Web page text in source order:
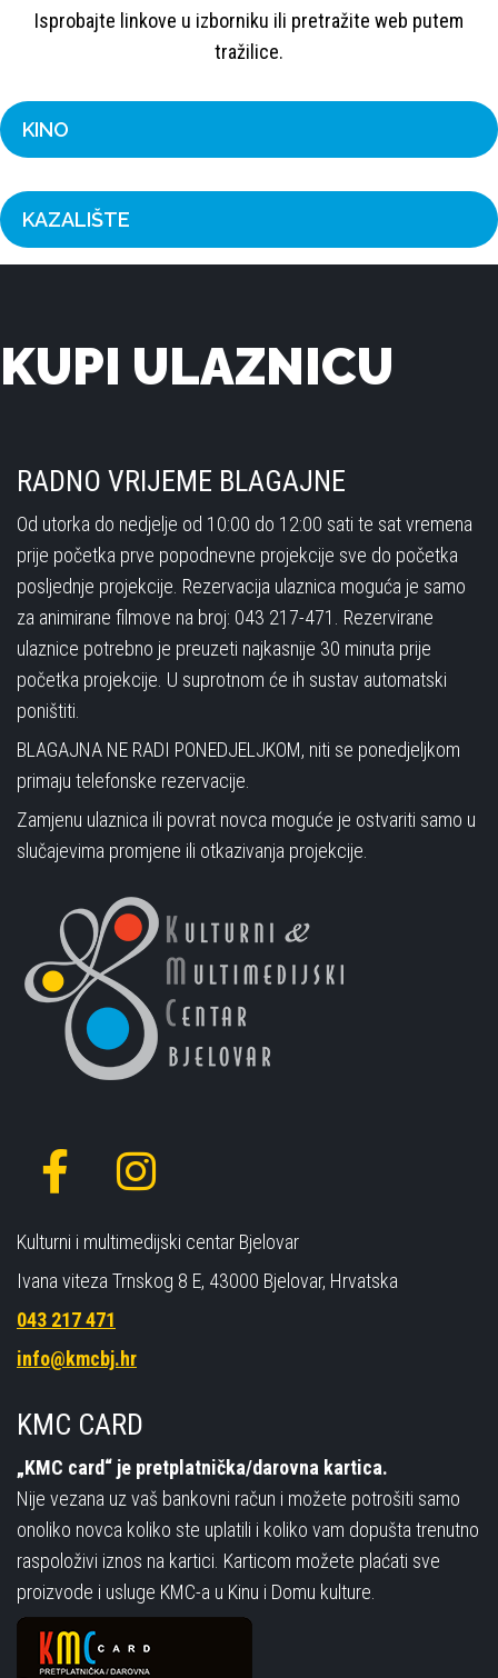
Isprobajte linkove u izborniku ili pretražite web putem
tražilice.
KINO
KAZALIŠTE
KUPI ULAZNICU
RADNO VRIJEME BLAGAJNE
Od utorka do nedjelje od 10:00 do 12:00 sati te sat vremena
prije početka prve popodnevne projekcije sve do početka
posljednje projekcije. Rezervacija ulaznica moguća je samo
za animirane filmove na broj: 043 217-471. Rezervirane
ulaznice potrebno je preuzeti najkasnije 30 minuta prije
početka projekcije. U suprotnom će ih sustav automatski
poništiti.
BLAGAJNA NE RADI PONEDJELJKOM, niti se ponedjeljkom
primaju telefonske rezervacije.
Zamjenu ulaznica ili povrat novca moguće je ostvariti samo u
slučajevima promjene ili otkazivanja projekcije.
Kulturni i multimedijski centar Bjelovar
Ivana viteza Trnskog 8 E, 43000 Bjelovar, Hrvatska
043 217 471
info@kmcbj.hr
KMC CARD
„KMC card“ je pretplatnička/darovna kartica.
Nije vezana uz vaš bankovni račun i možete potrošiti samo
onoliko novca koliko ste uplatili i koliko vam dopušta trenutno
raspoloživi iznos na kartici. Karticom možete plaćati sve
proizvode i usluge KMC-a u Kinu i Domu kulture.